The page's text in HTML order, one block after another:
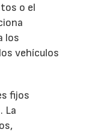
o el
los
vehículos
fijos
La